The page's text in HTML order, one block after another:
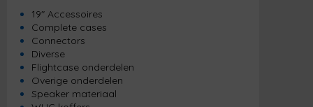
19" Accessoires
Complete cases
Connectors
Diverse
Flightcase onderdelen
Overige onderdelen
Speaker materiaal